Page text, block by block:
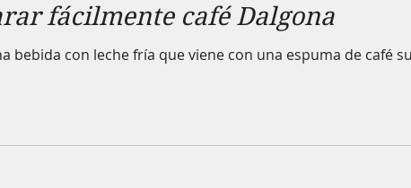
fácilmente café Dalgona
bebida con leche fría que viene con una espuma de café